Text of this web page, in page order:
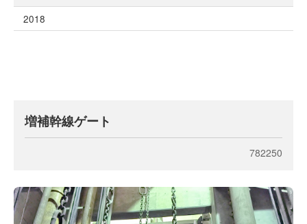
2018
増補幹線ゲート
782250